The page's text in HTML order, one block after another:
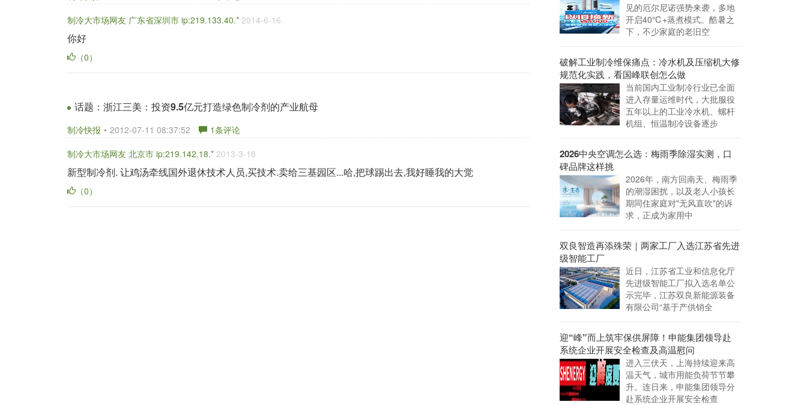
制冷大市场网友 广东省深圳市 ip:219.133.40.* 2014-6-16
你好
（0）
话题： 浙江三美：投资9.5亿元打造绿色制冷剂的产业航母
制冷快报 • 2012-07-11 08:37:52 1条评论
制冷大市场网友 北京市 ip:219.142.18.* 2013-3-18
新型制冷剂. 让鸡汤牵线国外退休技术人员,买技术.卖给三基园区...哈,把球踢出去,我好睡我的大觉
（0）
见的厄尔尼诺强势来袭，多地
开启40℃+蒸煮模式。酷暑之
下，不少家庭的老旧空
破解工业制冷维保痛点：冷水机及压缩机大修
规范化实践，看国峰联创怎么做
当前国内工业制冷行业已全面
进入存量运维时代，大批服役
五年以上的工业冷水机、螺杆
机组、恒温制冷设备逐步
2026中央空调怎么选：梅雨季除湿实测，口
碑品牌这样挑
2026年，南方回南天、梅雨季
的潮湿困扰，以及老人小孩长
期同住家庭对"无风直吹"的诉
求，正成为家用中
双良智造再添殊荣｜两家工厂入选江苏省先进
级智能工厂
近日，江苏省工业和信息化厅
先进级智能工厂拟入选名单公
示完毕，江苏双良新能源装备
有限公司“基于产供销全
迎“峰”而上筑牢保供屏障！申能集团领导赴
系统企业开展安全检查及高温慰问
进入三伏天，上海持续迎来高
温天气，城市用能负荷节节攀
升。连日来，申能集团领导分
赴系统企业开展安全检查